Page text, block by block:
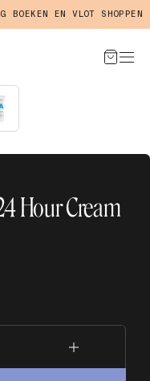
EN VLOT SHOPPEN IN
Hour Cream